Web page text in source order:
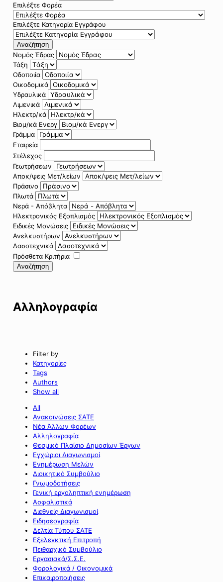
Επιλέξτε Φορέα
Επιλέξτε Κατηγορία Εγγράφου
Αναζήτηση
Νομός Έδρας
Τάξη
Οδοποιία
Οικοδομικά
Υδραυλικά
Λιμενικά
Ηλεκτρ/κά
Βιομ/κά Ενεργ
Γράμμα
Εταιρεία
Στέλεχος
Γεωτρήσεων
Αποκ/ψεις Μετ/λείων
Πράσινο
Πλωτά
Νερά - Απόβλητα
Ηλεκτρονικός Εξοπλισμός
Ειδικές Μονώσεις
Ανελκυστήρων
Δασοτεχνικά
Πρόσθετα Κριτήρια
Αναζήτηση
Αλληλογραφία
Filter by
Κατηγορίες
Tags
Authors
Show all
All
Ανακοινώσεις ΣΑΤΕ
Νέα Άλλων Φορέων
Αλληλογραφία
Θεσμικό Πλαίσιο Δημοσίων Έργων
Εγχώριοι Διαγωνισμοί
Ενημέρωση Μελών
Διοικητικό Συμβούλιο
Γνωμοδοτήσεις
Γενική εργοληπτική ενημέρωση
Ασφαλιστικά
Διεθνείς Διαγωνισμοί
Ειδησεογραφία
Δελτία Τύπου ΣΑΤΕ
Εξελεγκτική Επιτροπή
Πειθαρχικό Συμβούλιο
Εργασιακά/Σ.Σ.Ε.
Φορολογικά / Οικονομικά
Επικαιροποιήσεις